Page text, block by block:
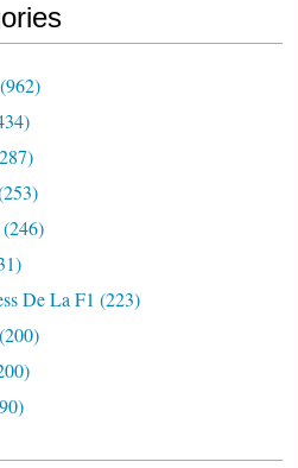
(962)
(246)
De La F1 (223)
(200)